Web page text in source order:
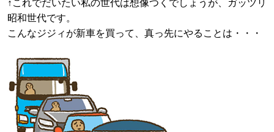
↑これでだいたい私の世代は想像つくでしょうが、ガッツリ
昭和世代です。
こんなジジィが新車を買って、真っ先にやることは・・・